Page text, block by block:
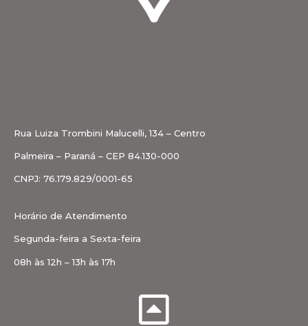
Rua Luiza Trombini Malucelli, 134 – Centro
Palmeira – Paraná – CEP 84.130-000
CNPJ: 76.179.829/0001-65
Horário de Atendimento
Segunda-feira a Sexta-feira
08h às 12h – 13h às 17h